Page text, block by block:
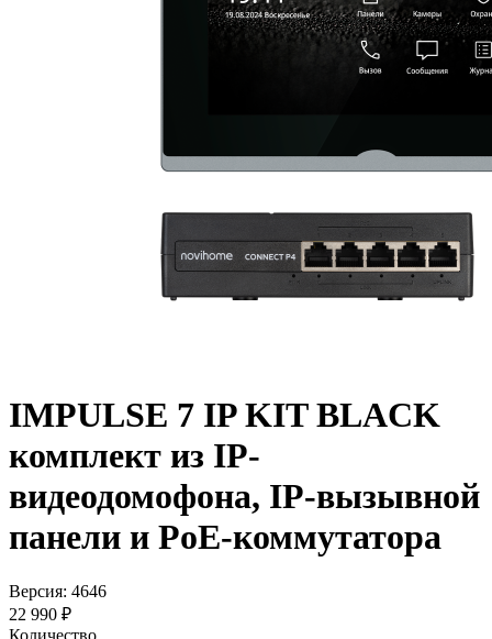
IMPULSE 7 IP KIT BLACK
комплект из IP-
видеодомофона, IP-вызывной
панели и PoE-коммутатора
Версия: 4646
22 990 ₽
Количество